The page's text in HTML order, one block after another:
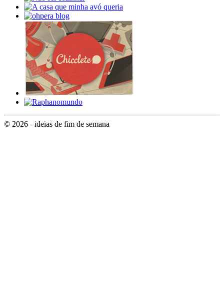
© 2026 - ideias de fim de semana